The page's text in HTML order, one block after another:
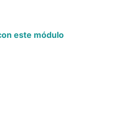
este módulo